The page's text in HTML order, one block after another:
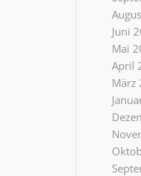
Juni
Mai
April
März